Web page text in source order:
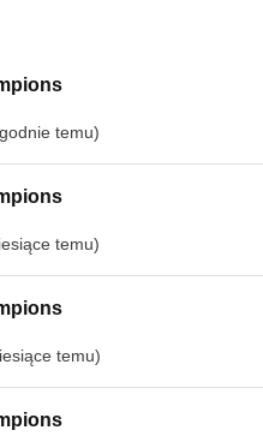
temu)
temu)
temu)